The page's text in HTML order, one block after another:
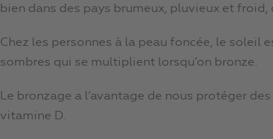
bien dans des pays brumeux, pluvieux et froid,
Chez les personnes à la peau foncée, le soleil
sombres qui se multiplient lorsqu’on bronze.
Le bronzage a l’avantage de nous protéger
vitamine D.